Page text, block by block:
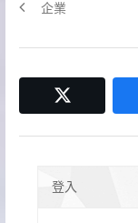
覽
企業
登入